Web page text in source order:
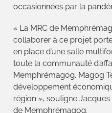
occasionnées par la
« La MRC de
collaborer à ce projet
en place d’une salle
toute la communauté
Memphrémagog. Magog
développement
région », souligne
de Memphrémagog.